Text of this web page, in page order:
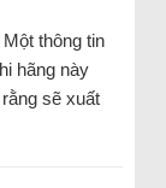
thông tin
hãng này
sẽ xuất